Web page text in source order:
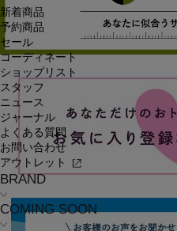
新着商品
予約商品
セール
コーディネート
ショップリスト
スタッフ
ニュース
ジャーナル
よくある質問
お問い合わせ
アウトレット
BRAND
COMING SOON